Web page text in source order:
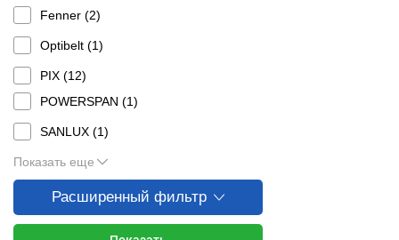
Fenner (2)
Optibelt (1)
PIX (12)
POWERSPAN (1)
SANLUX (1)
Показать еще
Расширенный фильтр